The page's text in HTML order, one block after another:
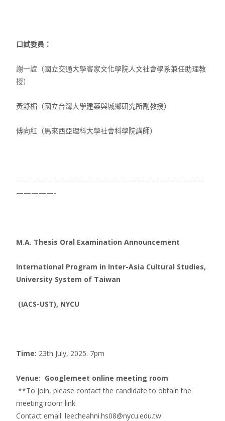
口試委員：
謝一誼（國立交通大學客家文化學院人文社會學系兼任助理教
授）
黃舒楣（國立台灣大學建築與城鄉研究所副教授）
傅向紅（馬來西亞理科大學社會科學院講師）
—————————————————————————
—————-
M.A. Thesis Oral Examination Announcement
International Program in Inter-Asia Cultural Studies,
University System of Taiwan
(IACS-UST), NYCU
Time: 23th July, 2025. 7pm
Venue: Googlemeet online meeting room
**To join, please contact the candidate to obtain the
meeting room link.
Contact email: leecheahni.hs08@nycu.edu.tw